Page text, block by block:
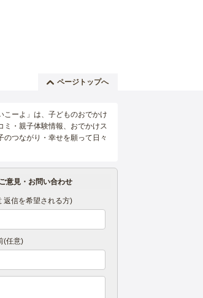
ページトップへ
こーよ」は、子どものおでかけ
ミ・親子体験情報、おでかけス
つながり・幸せを願って日々
意見・お問い合わせ
返信を希望される方)
(任意)